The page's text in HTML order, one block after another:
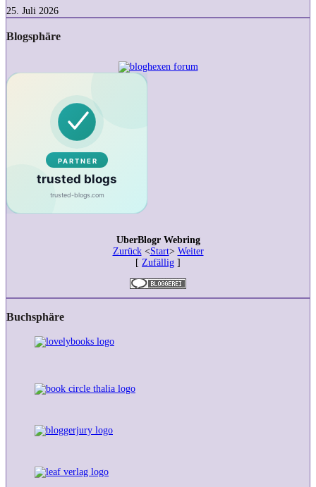
Rose
von
Doyle
25. Juli 2026
Blogsphäre
UberBlogr Webring
Zurück<Start> Weiter
[ Zufällig ]
Buchsphäre